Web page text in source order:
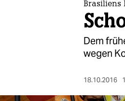
Brasiliens
Dem
wegen
18.10.2016